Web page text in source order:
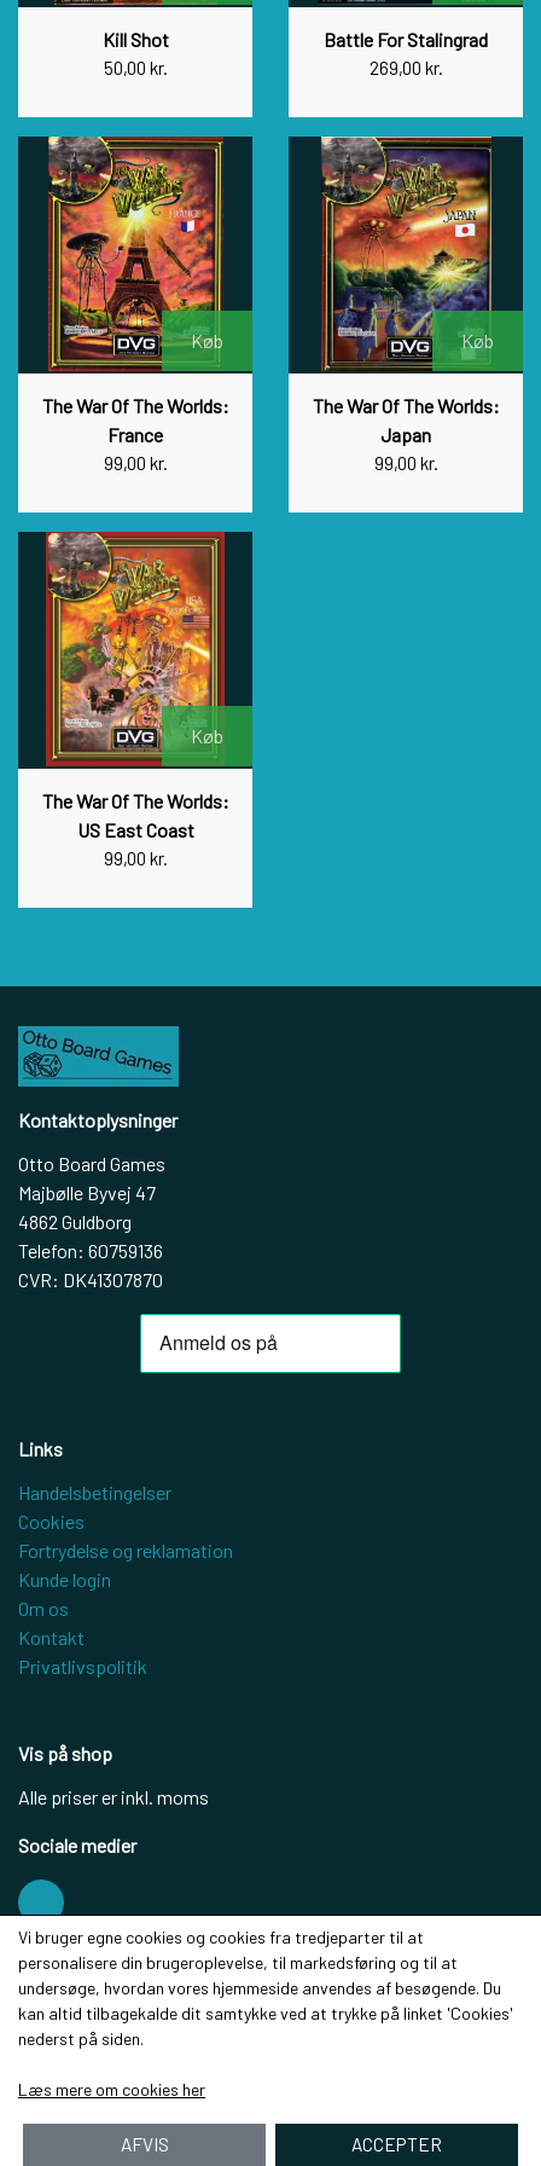
Kill Shot
50,00 kr.
Battle For Stalingrad
269,00 kr.
Køb
The War Of The Worlds:
France
99,00 kr.
Køb
The War Of The Worlds:
Japan
99,00 kr.
Køb
The War Of The Worlds:
US East Coast
99,00 kr.
Kontaktoplysninger
Otto Board Games
Majbølle Byvej 47
4862 Guldborg
Telefon: 60759136
CVR: DK41307870
Links
Handelsbetingelser
Cookies
Fortrydelse og reklamation
Kunde login
Om os
Kontakt
Privatlivspolitik
Vis på shop
Alle priser er inkl. moms
Sociale medier
Modtag vores nyhedsbrev via e-mail
Tilmeld
Vi bruger egne cookies og cookies fra tredjeparter til at
personalisere din brugeroplevelse, til markedsføring og til at
undersøge, hvordan vores hjemmeside anvendes af besøgende. Du
kan altid tilbagekalde dit samtykke ved at trykke på linket 'Cookies'
nederst på siden.
Læs mere om cookies her
AFVIS ACCEPTER